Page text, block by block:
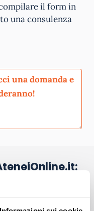
il form in
una consulenza
qualcuno risponde al tuo
. Pubblicando questo